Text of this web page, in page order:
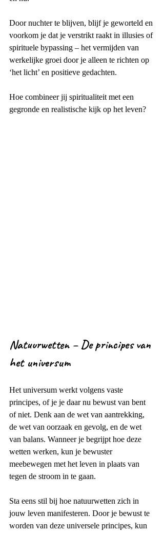
Door nuchter te blijven, blijf je geworteld en
voorkom je dat je verstrikt raakt in illusies of
spirituele bypassing – het vermijden van
werkelijke groei door je alleen te richten op
‘het licht’ en positieve gedachten.
Hoe combineer jij spiritualiteit met een
gegronde en realistische kijk op het leven?
Natuurwetten – De principes van
het universum
Het universum werkt volgens vaste
principes, of je je daar nu bewust van bent
of niet. Denk aan de wet van aantrekking,
de wet van oorzaak en gevolg, en de wet
van balans. Wanneer je begrijpt hoe deze
wetten werken, kun je bewuster
meebewegen met het leven in plaats van
tegen de stroom in te gaan.
Sta eens stil bij hoe natuurwetten zich in
jouw leven manifesteren. Door je bewust te
worden van deze universele principes, kun